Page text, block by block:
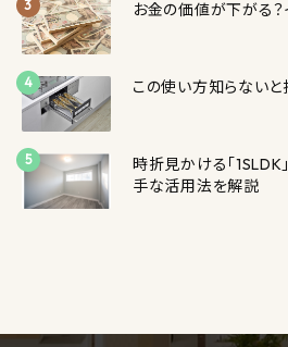
お金の価値が下がる？
この使い方知らないと
時折見かける「1SLDK
手な活用法を解説